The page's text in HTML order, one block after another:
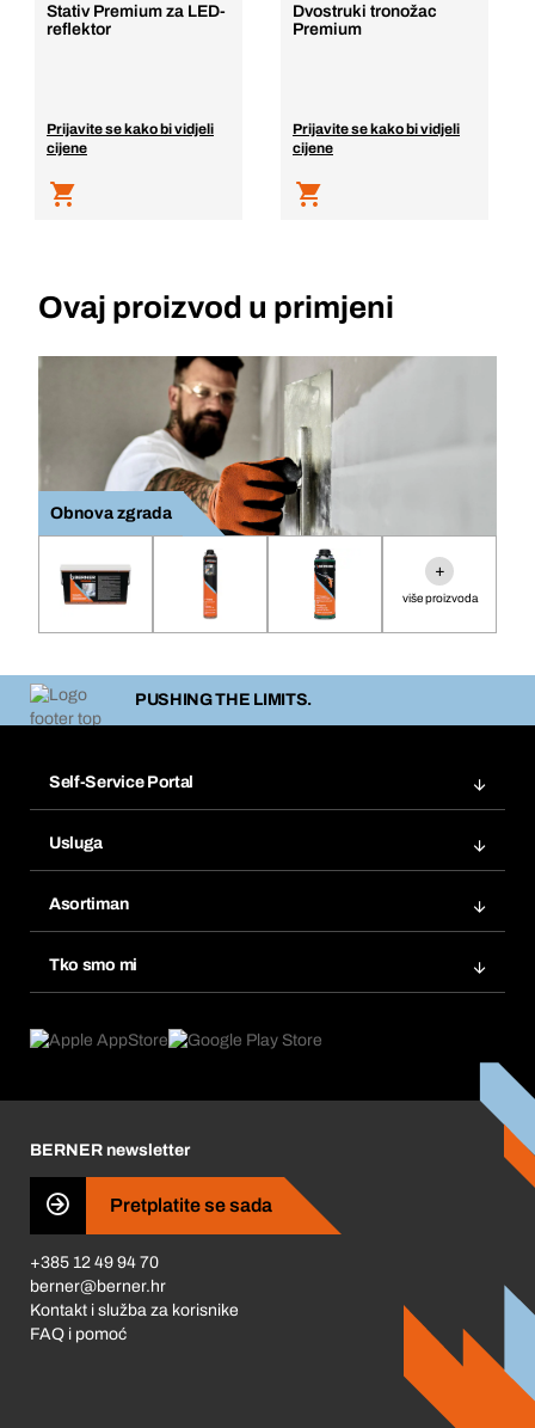
Stativ Premium za LED-
reflektor
Prijavite se kako bi vidjeli
cijene
Dvostruki tronožac
Premium
Prijavite se kako bi vidjeli
cijene
Ovaj proizvod u primjeni
Obnova zgrada
+
više proizvoda
PUSHING THE LIMITS.
Self-Service Portal
Popisi želja
Ponovno naručivanje
Pretplate
Usluga
Tražitelji proizvoda
Asortiman
Tko smo mi
Što nas pokreće
Business Conduct
BERNER newsletter
Pretplatite se sada
+385 12 49 94 70
berner@berner.hr
Kontakt i služba za korisnike
FAQ i pomoć